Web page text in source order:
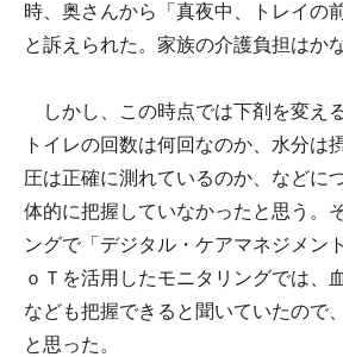
時、奥さんから「真夜中、トレイの
と訴えられた。家族の介護負担はか
しかし、この時点では下剤を変え
トイレの回数は何回なのか、水分は
圧は正確に測れているのか、などに
体的に把握していなかったと思う。
ングで「デジタル・ケアマネジメン
ｏＴを活用したモニタリングでは、
なども把握できると聞いていたので
と思った。